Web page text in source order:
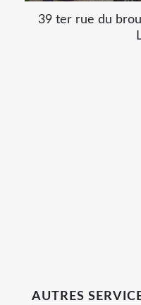
39 ter rue du
AUTRES